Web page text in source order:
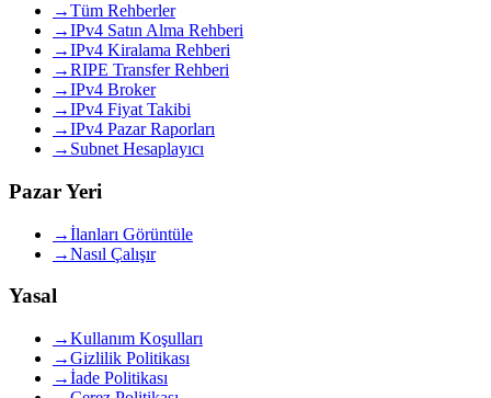
→Tüm Rehberler
→IPv4 Satın Alma Rehberi
→IPv4 Kiralama Rehberi
→RIPE Transfer Rehberi
→IPv4 Broker
→IPv4 Fiyat Takibi
→IPv4 Pazar Raporları
→ Subnet Hesaplayıcı
Pazar Yeri
→İlanları Görüntüle
→Nasıl Çalışır
Yasal
→Kullanım Koşulları
→Gizlilik Politikası
→İade Politikası